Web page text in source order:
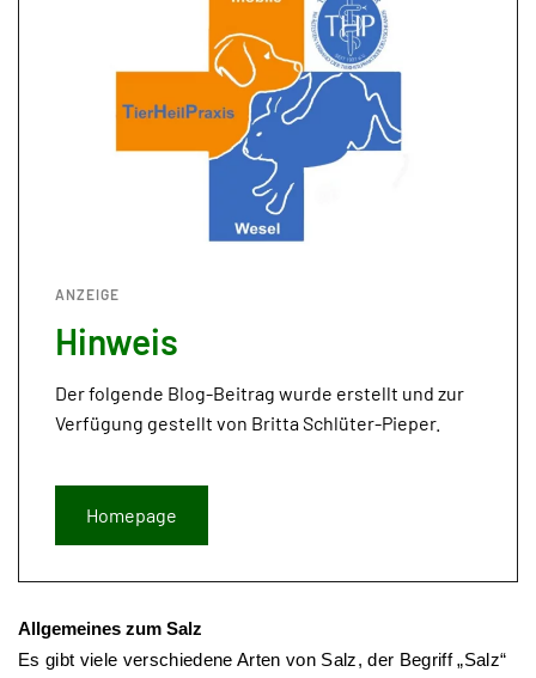
ANZEIGE
Hinweis
Der folgende Blog-Beitrag wurde erstellt und zur
Verfügung gestellt von Britta Schlüter-Pieper.
Homepage
Allgemeines zum Salz
Es gibt viele verschiedene Arten von Salz, der Begriff „Salz“